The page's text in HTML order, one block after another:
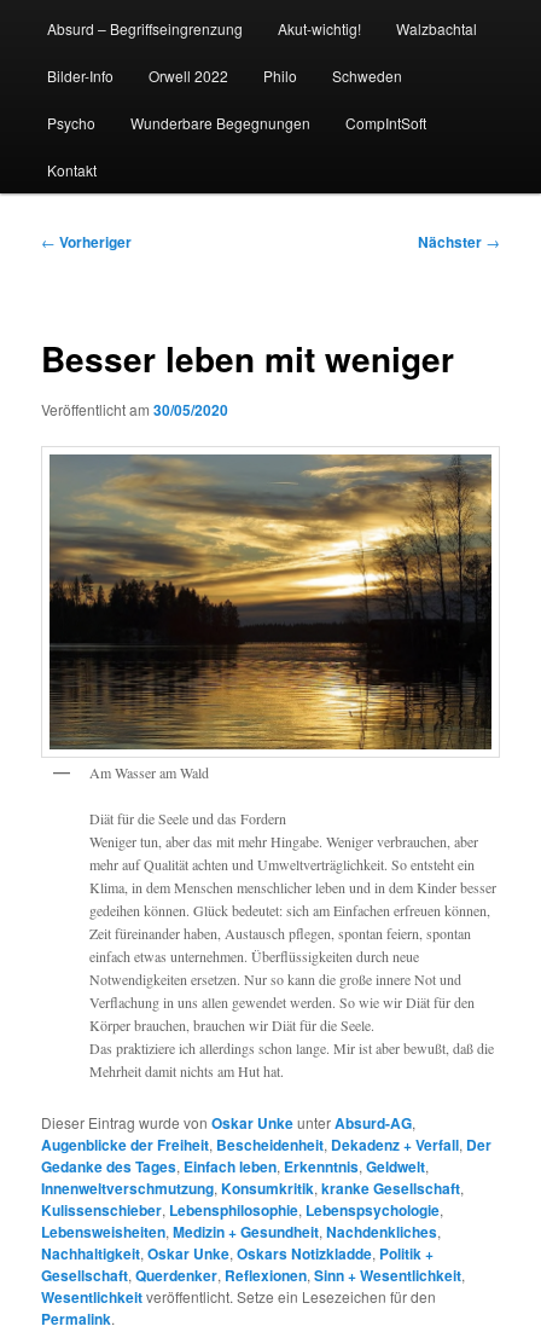
Absurd – Begriffseingrenzung Akut-wichtig! Walzbachtal
Bilder-Info Orwell 2022 Philo Schweden
Psycho Wunderbare Begegnungen CompIntSoft
Kontakt
Beitragsnavigation
← Vorheriger Nächster →
Besser leben mit weniger
Veröffentlicht am30/05/2020
Am Wasser am Wald
Diät für die Seele und das Fordern
Weniger tun, aber das mit mehr Hingabe. Weniger verbrauchen, aber
mehr auf Qualität achten und Umweltverträglichkeit. So entsteht ein
Klima, in dem Menschen menschlicher leben und in dem Kinder besser
gedeihen können. Glück bedeutet: sich am Einfachen erfreuen können,
Zeit füreinander haben, Austausch pflegen, spontan feiern, spontan
einfach etwas unternehmen. Überflüssigkeiten durch neue
Notwendigkeiten ersetzen. Nur so kann die große innere Not und
Verflachung in uns allen gewendet werden. So wie wir Diät für den
Körper brauchen, brauchen wir Diät für die Seele.
Das praktiziere ich allerdings schon lange. Mir ist aber bewußt, daß die
Mehrheit damit nichts am Hut hat.
Dieser Eintrag wurde vonOskar UnkeunterAbsurd-AG,
Augenblicke der Freiheit, Bescheidenheit, Dekadenz + Verfall, Der
Gedanke des Tages, Einfach leben, Erkenntnis,Geldwelt,
Innenweltverschmutzung,Konsumkritik,kranke Gesellschaft,
Kulissenschieber, Lebensphilosophie, Lebenspsychologie,
Lebensweisheiten,Medizin + Gesundheit,Nachdenkliches,
Nachhaltigkeit,Oskar Unke,Oskars Notizkladde, Politik +
Gesellschaft,Querdenker, Reflexionen,Sinn + Wesentlichkeit,
Wesentlichkeitveröffentlicht. Setze ein Lesezeichen für den
Permalink.